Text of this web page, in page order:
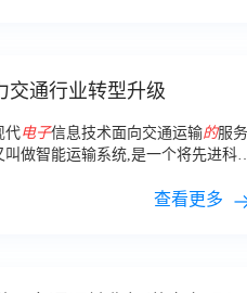
交通行业转型升级
代电子信息技术面向交通运输的服务
做智能运输系统,是一个将先进科
系
查看更多